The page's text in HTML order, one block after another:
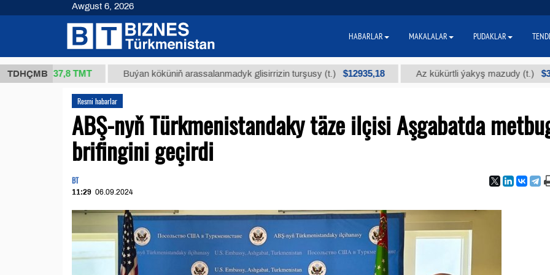
TDHÇMB
37,8 ТМТ Buýan köküniň arassalanmadyk glisirrizin turşusy (t.) $12935,18 Az kükürtli ýakyş mazudy (t.) $300
Resmi habarlar
ABŞ-nyň Türkmenistandaky täze ilçisi Aşgabatda
brifingini geçirdi
BT
11:29 06.09.2024
Awgust 6, 2026
HABARLAR MAKALALAR PUDAKLAR